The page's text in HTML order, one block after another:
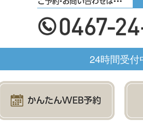
24時間受付